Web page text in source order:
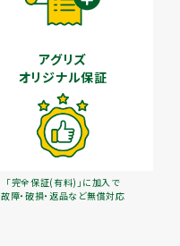
アグリズ
オリジナル保証
「完全保証(有料)」に加入で
故障・破損・返品など無償対応